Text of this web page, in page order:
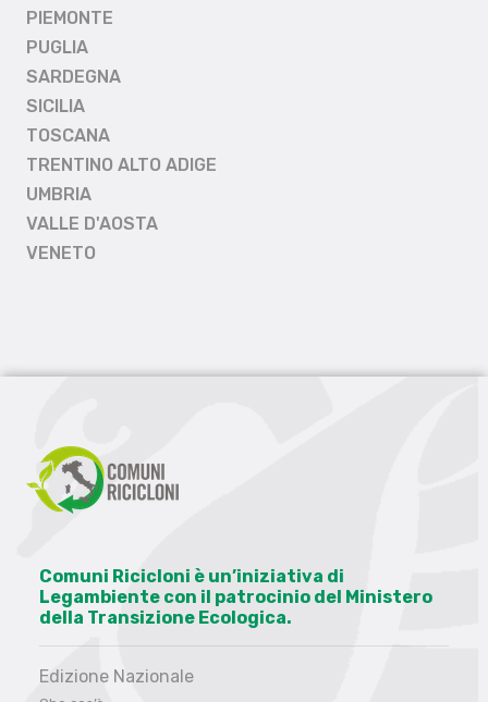
PIEMONTE
PUGLIA
SARDEGNA
SICILIA
TOSCANA
TRENTINO ALTO ADIGE
UMBRIA
VALLE D'AOSTA
VENETO
Comuni Ricicloni è un’iniziativa di
Legambiente con il patrocinio del Ministero
della Transizione Ecologica.
Edizione Nazionale